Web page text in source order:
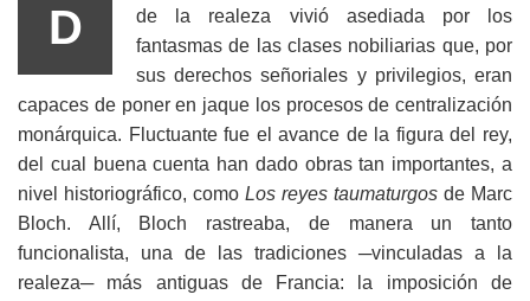
D
de la realeza vivió asediada por los
fantasmas de las clases nobiliarias que, por
sus derechos señoriales y privilegios, eran
capaces de poner en jaque los procesos de centralización
monárquica. Fluctuante fue el avance de la figura del rey,
del cual buena cuenta han dado obras tan importantes, a
nivel historiográfico, como Los reyes taumaturgos de Marc
Bloch. Allí, Bloch rastreaba, de manera un tanto
funcionalista, una de las tradiciones ─vinculadas a la
realeza─ más antiguas de Francia: la imposición de